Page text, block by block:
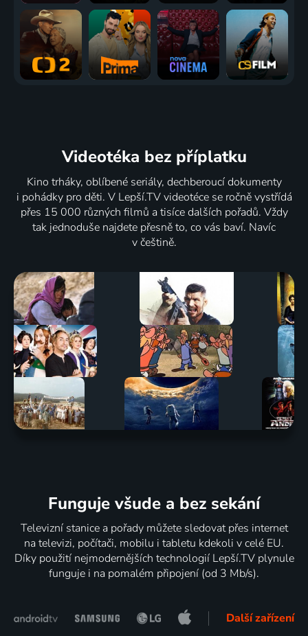
Videotéka bez příplatku
Kino trháky, oblíbené seriály, dechberoucí dokumenty
i pohádky pro děti. V Lepší.TV videotéce se ročně vystřídá
přes 15 000 různých filmů a tisíce dalších pořadů. Vždy
tak jednoduše najdete přesně to, co vás baví. Navíc
v češtině.
Funguje všude a bez sekání
Televizní stanice a pořady můžete sledovat přes internet
na televizi, počítači, mobilu i tabletu kdekoli v celé EU.
Díky použití nejmodernějších technologií Lepší.TV plynule
funguje i na pomalém připojení (od 3 Mb/s).
Další zařízení